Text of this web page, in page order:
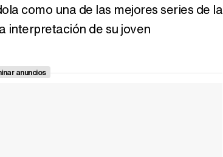
como una de las mejores series de la
interpretación de su joven
anuncios